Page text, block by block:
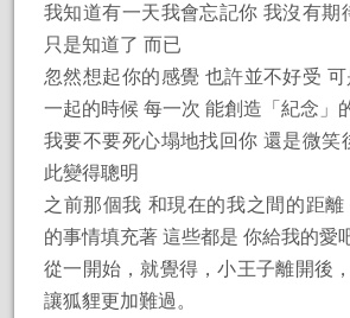
我知道有一天我會忘記你 我沒有期
只是知道了 而已
忽然想起你的感覺 也許並不好受
一起的時候 每一次 能創造「紀念」
我要不要死心塌地找回你 還是微笑
此變得聰明
之前那個我 和現在的我之間的距
的事情填充著 這些都是 你給我的愛
從一開始，就覺得，小王子離開後
讓狐貍更加難過。